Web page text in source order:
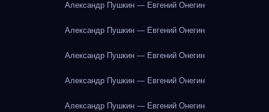
Александр Пушкин — Евгений Онегин
Александр Пушкин — Евгений Онегин
Александр Пушкин — Евгений Онегин
Александр Пушкин — Евгений Онегин
Александр Пушкин — Евгений Онегин